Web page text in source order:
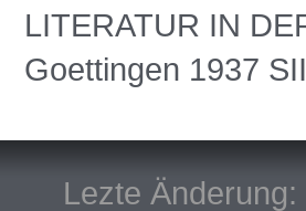
LITERATUR IN
Goettingen 1937
Lezte